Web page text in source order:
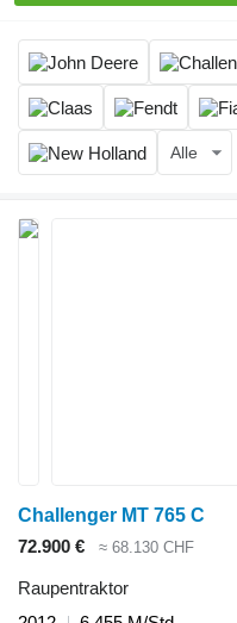
Alle
Challenger MT 765 C
72.900 €
≈ 68.130 CHF
Raupentraktor